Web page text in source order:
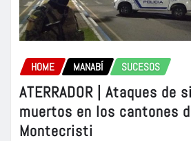
HOME MANABÍ SUCESOS
ATERRADOR | Ataques de
muertos en los cantones
Montecristi